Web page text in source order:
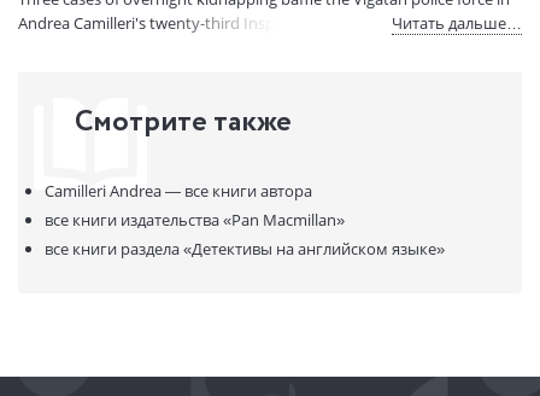
Артикул:
15550572
Andrea Camilleri's twenty-third Inspector Montalbano mystery.
Читать дальше…
Смотрите также
Camilleri Andrea — все книги автора
все книги издательства«Pan Macmillan»
все книги раздела«Детективы на английском языке»